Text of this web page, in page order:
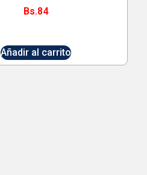
Bs.84
Añadir al carrito